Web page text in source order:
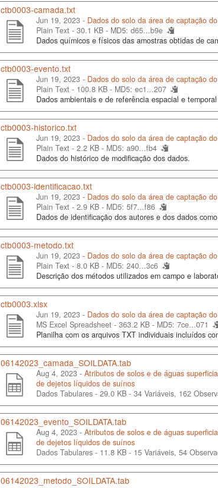
ctb0003-camada.txt
Jun 19, 2023 - Dados do solo da área de captação
Plain Text - 30.1 KB - MD5: d65...b9e
Dados químicos e físicos das amostras obtidas de
ctb0003-evento.txt
Jun 19, 2023 - Dados do solo da área de captação
Plain Text - 100.8 KB - MD5: ec1...207
Dados ambientais e de referência espacial e
ctb0003-historico.txt
Jun 19, 2023 - Dados do solo da área de captação
Plain Text - 2.2 KB - MD5: a90...fb4
Dados do histórico de modificação dos dados.
ctb0003-identificacao.txt
Jun 19, 2023 - Dados do solo da área de captação
Plain Text - 2.9 KB - MD5: 5f7...f86
Dados de identificação dos autores e dos dados
ctb0003-metodo.txt
Jun 19, 2023 - Dados do solo da área de captação
Plain Text - 8.0 KB - MD5: 240...3c6
Descrição dos métodos utilizados em campo e
ctb0003.xlsx
Jun 19, 2023 - Dados do solo da área de captação
MS Excel Spreadsheet - 363.2 KB - MD5: 7ce...071
Planilha com os arquivos TXT individuais incluídos
06142023_camada_SOILDATA.tab
Aug 4, 2023 - Atributos de solos e de águas
de dejetos líquidos de suínos
Dados Tabulares - 29.0 KB- 34 Variáveis, 162
06142023_evento_SOILDATA.tab
Aug 4, 2023 - Atributos de solos e de águas
de dejetos líquidos de suínos
Dados Tabulares - 11.8 KB- 15 Variáveis, 54
06142023_metodo_SOILDATA.tab